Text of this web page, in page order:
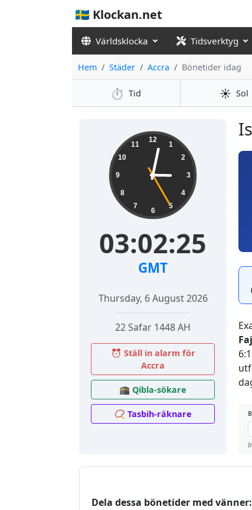
🇸🇪 Klockan.net
Världsklocka Tidsverktyg
Hem Städer Accra Bönetider idag
⏱️ Tid ☀️ Sol
12
1
2
3
4
5
6
7
8
9
10
11
03:02:26
GMT
Thursday, 6 August 2026
22 Safar 1448 AH
⏰ Ställ in alarm för
Accra
🕋 Qibla-sökare
📿 Tasbih-räknare
Dela dessa bönetider med vänner: